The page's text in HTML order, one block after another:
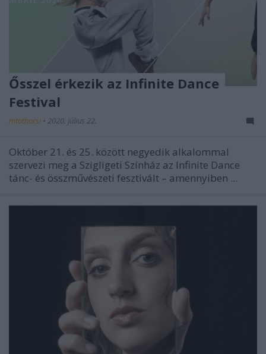
Ősszel érkezik az Infinite Dance
Festival
mtothorsi • 2020. július 22.
Október 21. és 25. között negyedik alkalommal
szervezi meg a Szigligeti Színház az Infinite Dance
tánc- és összművészeti fesztivált – amennyiben ...